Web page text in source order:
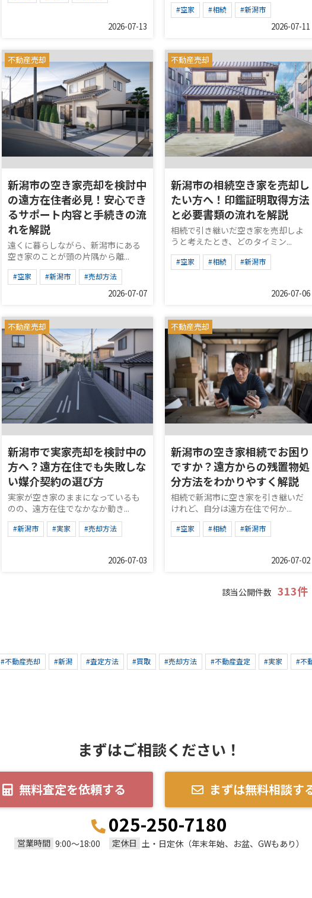
2026-07-13
#空家 #相続 #新潟市
2026-07-11
不動産売却
新潟市の空き家売却を検討中
の遠方在住者必見！安心でき
るサポート内容と手続きの流
れを解説
遠くに暮らしながら、新潟市にある
空き家のことが頭の片隅から離...
#空家 #新潟市 #売却方法
2026-07-07
不動産売却
新潟市の相続空き家を売却し
たい方へ！印鑑証明取得方法
と必要書類の流れを解説
相続で引き継いだ空き家を売却しよ
うと考えたとき、どのタイミン...
#空家 #相続 #新潟市
2026-07-06
不動産売却
新潟市で実家売却を検討中の
方へ？遠方在住でも失敗しな
い媒介契約の選び方
実家が空き家のままになっているも
のの、遠方在住でなかなか動き...
#新潟市 #実家 #売却方法
2026-07-03
不動産売却
新潟市の空き家相続でお困り
ですか？遠方からの残置物処
分方法をわかりやすく解説
相続で新潟市に空き家を引き継いだ
けれど、自分は遠方在住で何か...
#空家 #相続 #新潟市
2026-07-02
該当公開件数 313件
#不動産売却 #新潟 #査定方法 #買取 #売却方法 #不動産査定 #実家 #不
まずはご相談ください！
無料査定を依頼する まずは無料相談す
025-250-7180
営業時間 9:00～18:00 定休日 土・日定休（年末年始、お盆、GWもあり）